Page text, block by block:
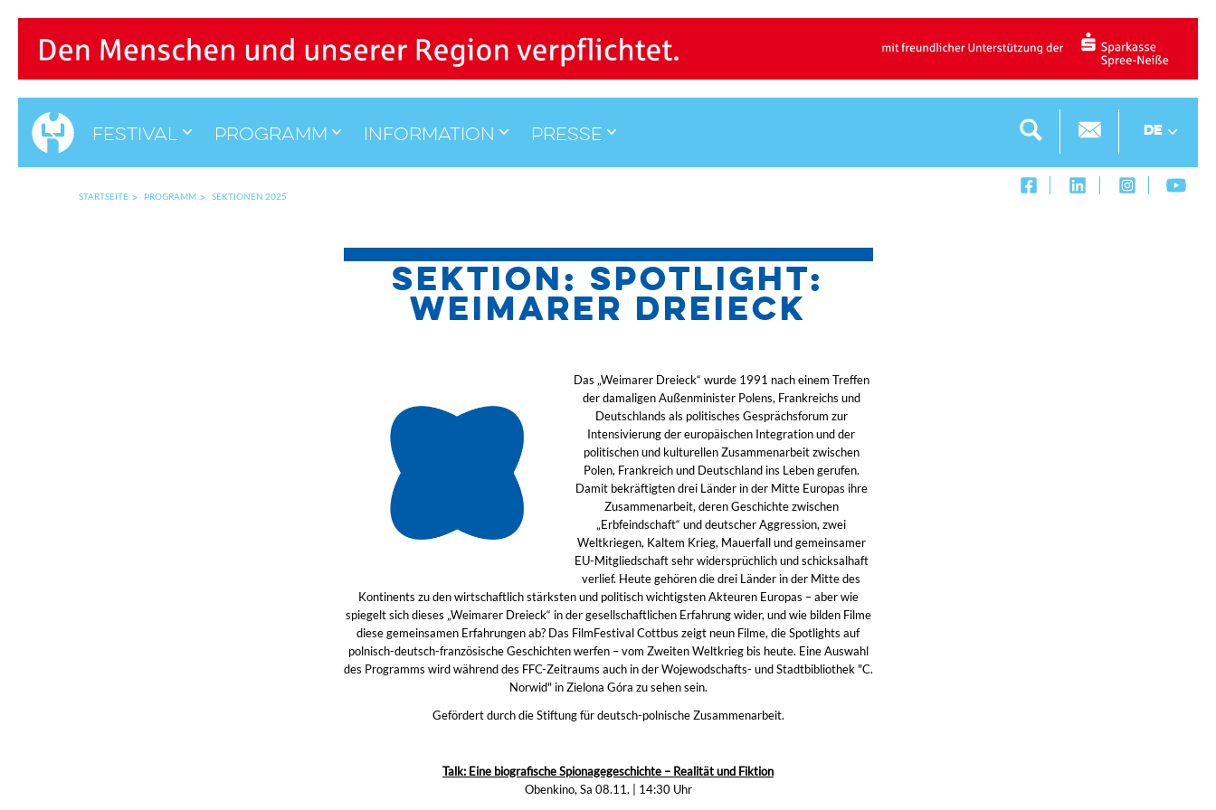
Festival Programm Information Presse DE
STARTSEITE PROGRAMM SEKTIONEN 2025
SEKTION: Spotlight:
Weimarer Dreieck
Das „Weimarer Dreieck“ wurde 1991 nach einem Treffen
der damaligen Außenminister Polens, Frankreichs und
Deutschlands als politisches Gesprächsforum zur
Intensivierung der europäischen Integration und der
politischen und kulturellen Zusammenarbeit zwischen
Polen, Frankreich und Deutschland ins Leben gerufen.
Damit bekräftigten drei Länder in der Mitte Europas ihre
Zusammenarbeit, deren Geschichte zwischen
„Erbfeindschaft“ und deutscher Aggression, zwei
Weltkriegen, Kaltem Krieg, Mauerfall und gemeinsamer
EU-Mitgliedschaft sehr widersprüchlich und schicksalhaft
verlief. Heute gehören die drei Länder in der Mitte des
Kontinents zu den wirtschaftlich stärksten und politisch wichtigsten Akteuren Europas – aber wie
spiegelt sich dieses „Weimarer Dreieck“ in der gesellschaftlichen Erfahrung wider, und wie bilden Filme
diese gemeinsamen Erfahrungen ab? Das FilmFestival Cottbus zeigt neun Filme, die Spotlights auf
polnisch-deutsch-französische Geschichten werfen – vom Zweiten Weltkrieg bis heute. Eine Auswahl
des Programms wird während des FFC-Zeitraums auch in der Wojewodschafts- und Stadtbibliothek "C.
Norwid" in Zielona Góra zu sehen sein.
Gefördert durch die Stiftung für deutsch-polnische Zusammenarbeit.
Talk: Eine biografische Spionagegeschichte – Realität und Fiktion
Obenkino, Sa 08.11. | 14:30 Uhr